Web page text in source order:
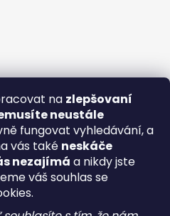
na zlepšovaní
neustále
fungovat vyhledávání, a
vás také neskáče
nezajímá a nikdy jste
váš souhlas se